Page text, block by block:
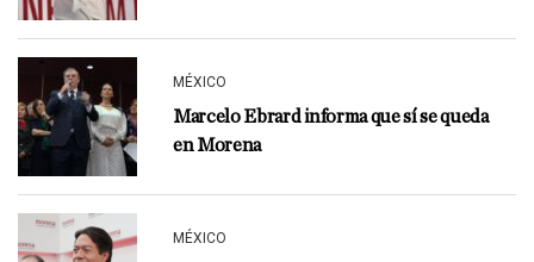
MÉXICO
Marcelo Ebrard informa que sí se queda
en Morena
MÉXICO